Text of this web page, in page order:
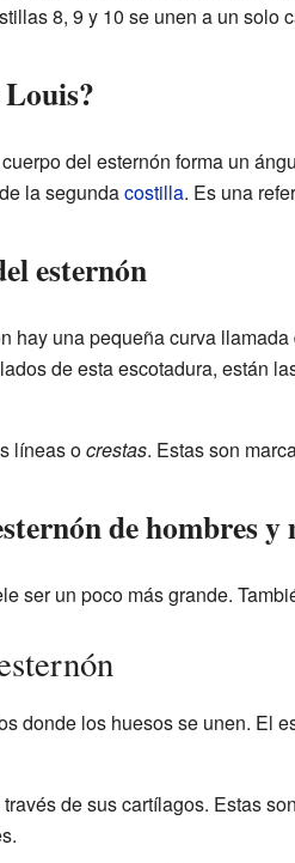
8, 9 y 10 se unen a un solo
Louis?
del esternón forma un
la segundacostilla. Es una
esternón
hay una pequeña curva llamada
de esta escotadura, están
líneas ocrestas. Estas son
de hombres y
ser un poco más grande.
donde los huesos se unen. El
de sus cartílagos. Estas